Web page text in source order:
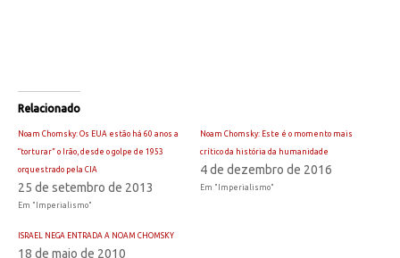
Relacionado
Noam Chomsky: Os EUA estão há 60 anos a
“torturar” o Irão, desde o golpe de 1953
orquestrado pela CIA
25 de setembro de 2013
Em "Imperialismo"
Noam Chomsky: Este é o momento mais
crítico da história da humanidade
4 de dezembro de 2016
Em "Imperialismo"
ISRAEL NEGA ENTRADA A NOAM CHOMSKY
18 de maio de 2010